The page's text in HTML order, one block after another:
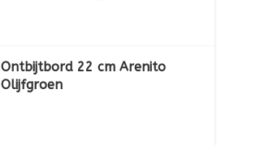
Ontbijtbord 22 cm Arenito
Olijfgroen